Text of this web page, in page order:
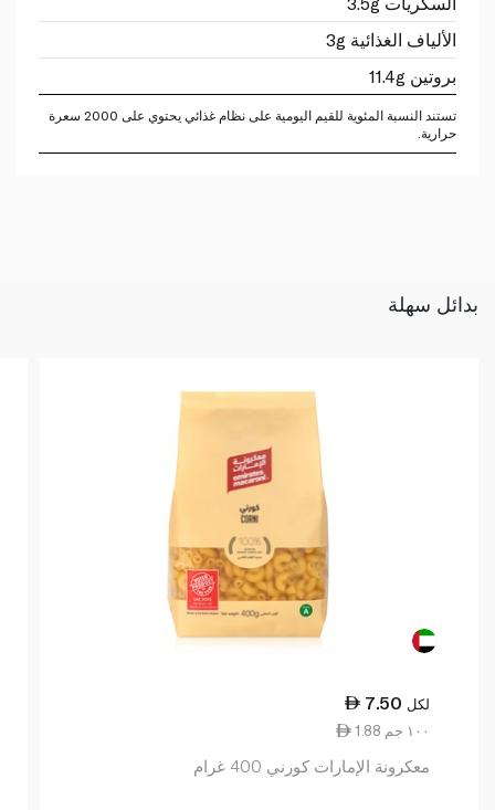
الألياف الغذائية 3g
بروتين 11.4g
تستند النسبة المئوية للقيم اليومية على نظام غذائي يحتوي على 2000 سعرة
حرارية.
بدائل سهلة
7.50 لكل
1.88 ١٠٠ جم
معكرونة الإمارات كورني 400 غرام